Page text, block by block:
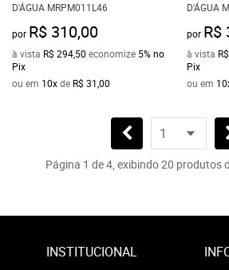
D'ÁGUA MRPM011L46
por R$ 310,00
à vista R$ 294,50 economize 5%no
Pix
ou em 10xde R$ 31,00
D'ÁGUA
por R$
à vista
Pix
ou em
Página 1 de 4, exibindo 20 produtos
INSTITUCIONAL